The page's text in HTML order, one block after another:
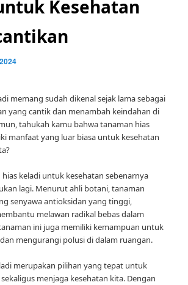
Kesehatan
memang sudah dikenal sejak lama sebagai
yang cantik dan menambah keindahan di
tahukah kamu bahwa tanaman hias
manfaat yang luar biasa untuk kesehatan
keladi untuk kesehatan sebenarnya
lagi. Menurut ahli botani, tanaman
senyawa antioksidan yang tinggi,
melawan radikal bebas dalam
ini juga memiliki kemampuan untuk
mengurangi polusi di dalam ruangan.
merupakan pilihan yang tepat untuk
menjaga kesehatan kita. Dengan